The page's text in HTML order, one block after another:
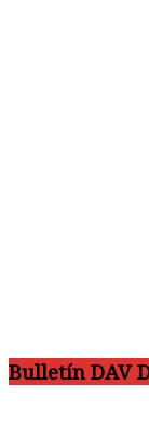
Bulletín DAV